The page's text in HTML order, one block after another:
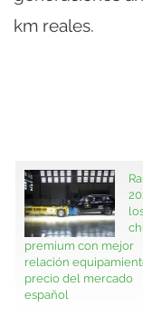
km reales.
premium con mejor
relación
precio del mercado
español